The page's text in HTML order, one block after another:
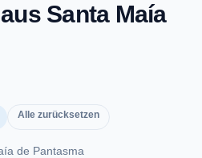
Santa Maía
Alle zurücksetzen
de Pantasma